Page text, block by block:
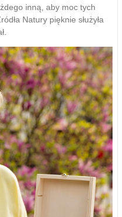
inną, aby moc tych
Natury pięknie służyła